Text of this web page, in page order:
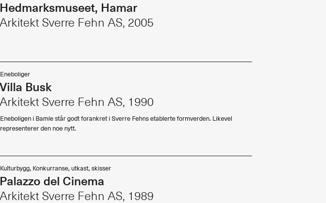
Byggomtale
Historie, teori
Redaksjonelt
Forskning
Design
Møbler
Portrett
Konkurranser
Made in Norway
Bokomtaler
Forfattere
Hedmarksmuseet, Hamar
Arkitekt Sverre Fehn AS, 2005
Eneboliger
Villa Busk
Arkitekt Sverre Fehn AS, 1990
Eneboligen i Bamle står godt forankret i Sverre Fehns etablerte formverden. Likevel
representerer den noe nytt.
Kulturbygg, Konkurranse, utkast, skisser
Palazzo del Cinema
Arkitekt Sverre Fehn AS, 1989